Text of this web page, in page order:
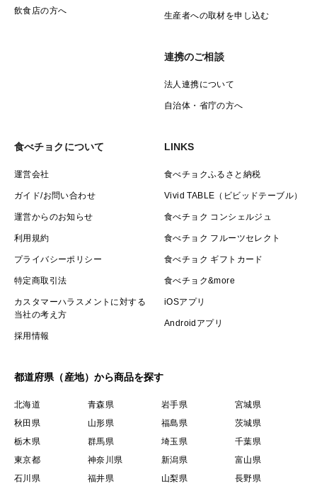
飲食店の方へ 生産者への取材を申し込む
連携のご相談
法人連携について
自治体・省庁の方へ
食べチョクについて
運営会社
ガイド/お問い合わせ
運営からのお知らせ
利用規約
プライバシーポリシー
特定商取引法
カスタマーハラスメントに対する
当社の考え方
採用情報
LINKS
食べチョクふるさと納税
Vivid TABLE（ビビッドテーブル）
食べチョク コンシェルジュ
食べチョク フルーツセレクト
食べチョク ギフトカード
食べチョク&more
iOSアプリ
Androidアプリ
都道府県（産地）から商品を探す
北海道 青森県 岩手県
宮城県
秋田県
山形県 福島県
茨城県
栃木県
群馬県 埼玉県
千葉県
東京都
神奈川県 新潟県
富山県
石川県
福井県 山梨県 長野県